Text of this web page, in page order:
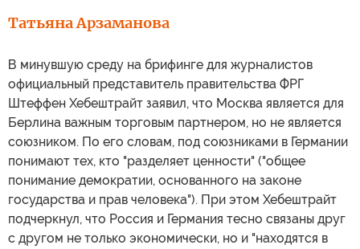
Татьяна Арзаманова
В минувшую среду на брифинге для журналистов
официальный представитель правительства ФРГ
Штеффен Хебештрайт заявил, что Москва является для
Берлина важным торговым партнером, но не является
союзником. По его словам, под союзниками в Германии
понимают тех, кто "разделяет ценности" ("общее
понимание демократии, основанного на законе
государства и прав человека"). При этом Хебештрайт
подчеркнул, что Россия и Германия тесно связаны друг
с другом не только экономически, но и "находятся в